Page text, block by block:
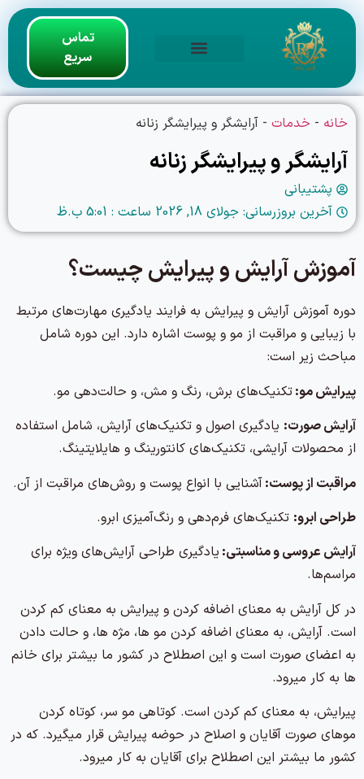
تماس
سریع
خانه - خدمات - آرایشگر و پیرایشگر زنانه
آرایشگر و پیرایشگر زنانه
پشتیبانی
آخرین بروزرسانی: جولای 18, 2026 ساعت :
5:01 ب.ظ
آموزش آرایش و پیرایش چیست؟
دوره آموزش آرایش و پیرایش به فرایند یادگیری مهارت‌های مرتبط
با زیبایی و مراقبت از مو و پوست اشاره دارد. این دوره شامل
مباحث زیر است:
پیرایش مو:تکنیک‌های برش، رنگ و مش، و حالت‌دهی مو.
آرایش صورت: یادگیری اصول و تکنیک‌های آرایش، شامل استفاده
از محصولات آرایشی، تکنیک‌های کانتورینگ و هایلایتینگ.
مراقبت از پوست:آشنایی با انواع پوست و روش‌های مراقبت از آن.
طراحی ابرو: تکنیک‌های فرم‌دهی و رنگ‌آمیزی ابرو.
آرایش عروسی و مناسبتی: یادگیری طراحی آرایش‌های ویژه برای
مراسم‌ها.
در کل آرایش به معنای اضافه کردن و پیرایش به معنای کم کردن
است. آرایش، به معنای اضافه کردن مو ها، مژه ها، و حالت دادن
به اعضای صورت است و این اصطلاح در کشور ما بیشتر برای خانم
ها به کار میرود.
پیرایش، به معنای کم کردن است. کوتاهی مو سر، کوتاه کردن
موهای صورت آقایان و اصلاح در حوضه پیرایش قرار میگیرد. که در
کشور ما بیشتر این اصطلاح برای آقایان به کار میرود.